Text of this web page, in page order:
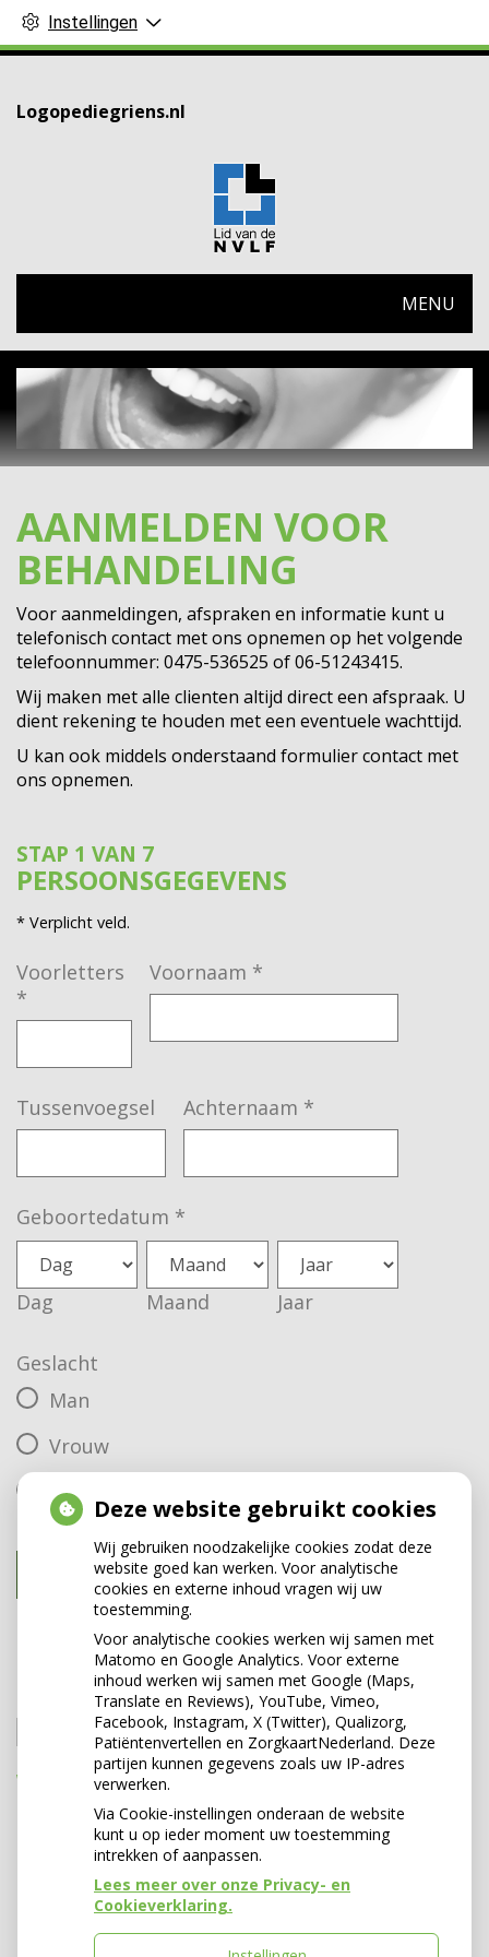
Instellingen
Logopediegriens.nl
MENU
ZOEKEN
Zoeken
WAARDERING
AANMELDEN VOOR
BEHANDELING
Voor aanmeldingen, afspraken en informatie kunt u
telefonisch contact met ons opnemen op het volgende
telefoonnummer: 0475-536525 of 06-51243415.
Wij maken met alle clienten altijd direct een afspraak. U
dient rekening te houden met een eventuele wachttijd.
U kan ook middels onderstaand formulier contact met
ons opnemen.
STAP 1 VAN 7
PERSOONSGEGEVENS
* Verplicht veld.
Voorletters
*
Voornaam *
Tussenvoegsel Achternaam *
Geboortedatum *
Dag Maand Jaar
Geslacht
Man
Vrouw
Anders
Volgende
Deze website gebruikt cookies
Wij gebruiken noodzakelijke cookies zodat deze
website goed kan werken. Voor analytische
cookies en externe inhoud vragen wij uw
toestemming.
Voor analytische cookies werken wij samen met
Matomo en Google Analytics. Voor externe
inhoud werken wij samen met Google (Maps,
Translate en Reviews), YouTube, Vimeo,
Facebook, Instagram, X (Twitter), Qualizorg,
Patiëntenvertellen en ZorgkaartNederland. Deze
partijen kunnen gegevens zoals uw IP-adres
verwerken.
Via Cookie-instellingen onderaan de website
kunt u op ieder moment uw toestemming
intrekken of aanpassen.
Lees meer over onze Privacy- en
Cookieverklaring.